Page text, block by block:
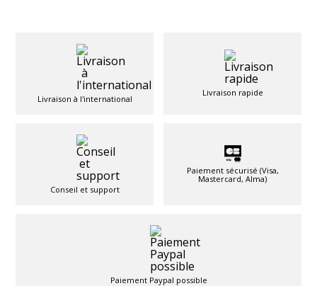
Livraison à l'international
Livraison rapide
Conseil et support
Paiement sécurisé (Visa,
Mastercard, Alma)
Paiement Paypal possible